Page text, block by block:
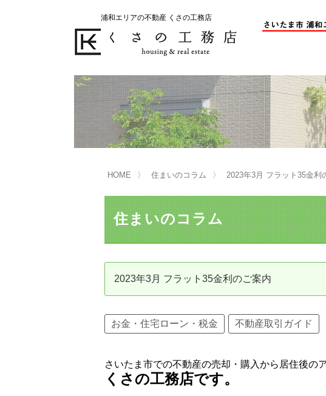
浦和エリアの不動産 くさの工務店
不動産の売却をお考えのお客様
くさの工務店が選ばれる理由 売却活動
買い替えサポート はじめての売却
不動産の相続 売却前の修繕・リ
売却の流れ（手順）
不動産売却の詳しい流れ 仲介による不動産売
不動産の引き渡し 不動産の残代金の
不動産の購入をお考えのお客様
くさの工務店が選ばれる理由 購入されたお客様
住宅ローン控除・消費税について
リニュアル仲介とは
資産価値の減りにくい住宅購入 中古だから安心し
HOME 住まいのコラム 2023年3月 フラット35金利
住まいのコラム
2023年3月 フラット35金利のご案内
お金・住宅ローン・税金
不動産取引ガイド
さいたま市での不動産の売却・購入から居住後の
くさの工務店です。